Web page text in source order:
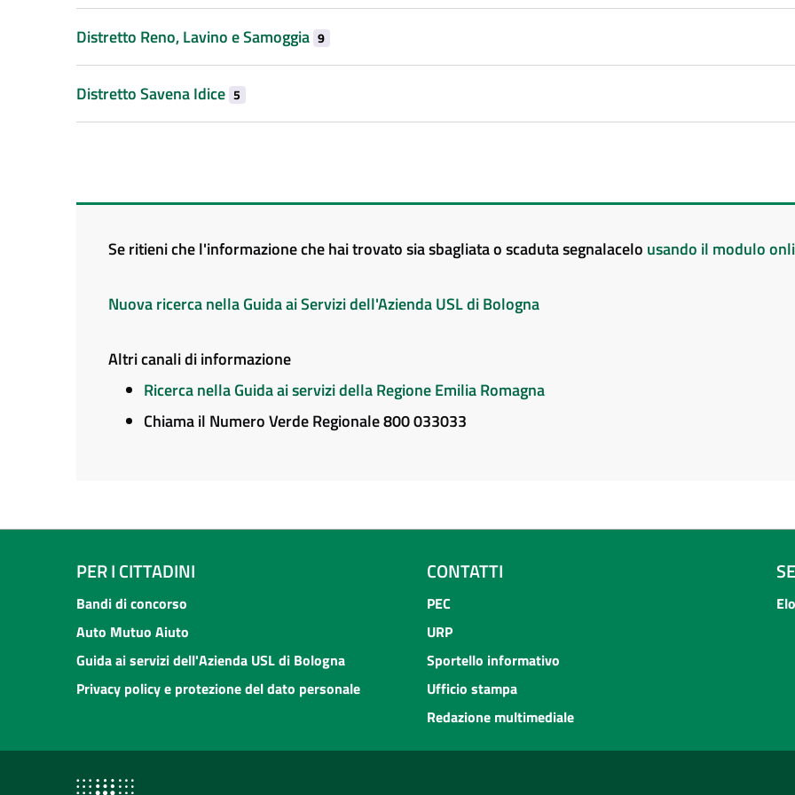
Distretto Reno, Lavino e Samoggia 9
Distretto Savena Idice 5
Se ritieni che l'informazione che hai trovato sia sbagliata o scaduta segnalacelo usando il modulo
Nuova ricerca nella Guida ai Servizi dell'Azienda USL di Bologna
Altri canali di informazione
Ricerca nella Guida ai servizi della Regione Emilia Romagna
Chiama il Numero Verde Regionale 800 033033
PER I CITTADINI
Bandi di concorso
Auto Mutuo Aiuto
Guida ai servizi dell'Azienda USL di Bologna
Privacy policy e protezione del dato personale
CONTATTI
PEC
URP
Sportello informativo
Ufficio stampa
Redazione multimediale